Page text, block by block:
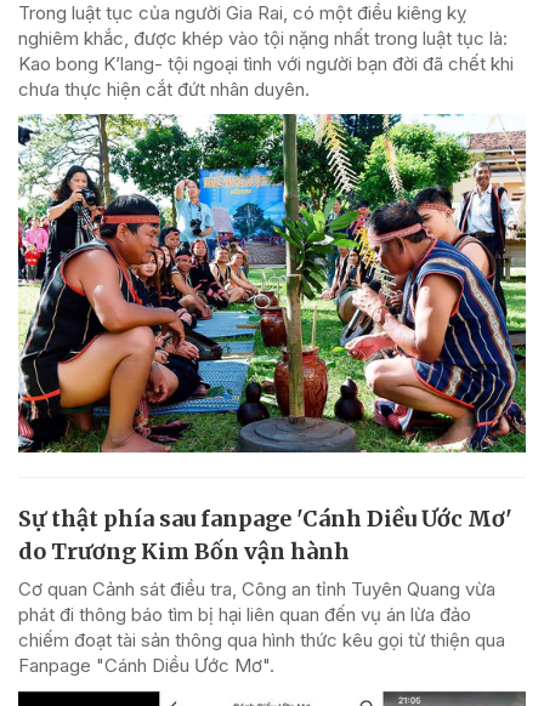
Trong luật tục của người Gia Rai, có một điều kiêng kỵ
nghiêm khắc, được khép vào tội nặng nhất trong luật tục là:
Kao bong K’lang- tội ngoại tình với người bạn đời đã chết khi
chưa thực hiện cắt đứt nhân duyên.
Sự thật phía sau fanpage 'Cánh Diều Ước Mơ'
do Trương Kim Bốn vận hành
Cơ quan Cảnh sát điều tra, Công an tỉnh Tuyên Quang vừa
phát đi thông báo tìm bị hại liên quan đến vụ án lừa đảo
chiếm đoạt tài sản thông qua hình thức kêu gọi từ thiện qua
Fanpage "Cánh Diều Ước Mơ".